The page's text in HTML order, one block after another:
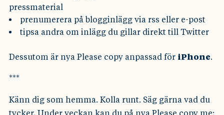
pressmaterial
prenumerera på blogginlägg via rss eller e-post
tipsa andra om inlägg du gillar direkt till Twitter
Dessutom är nya Please copy anpassad för iPhone.
***
Känn dig som hemma. Kolla runt. Säg gärna vad du
tycker. Under veckan kan du på nya Please copy me: